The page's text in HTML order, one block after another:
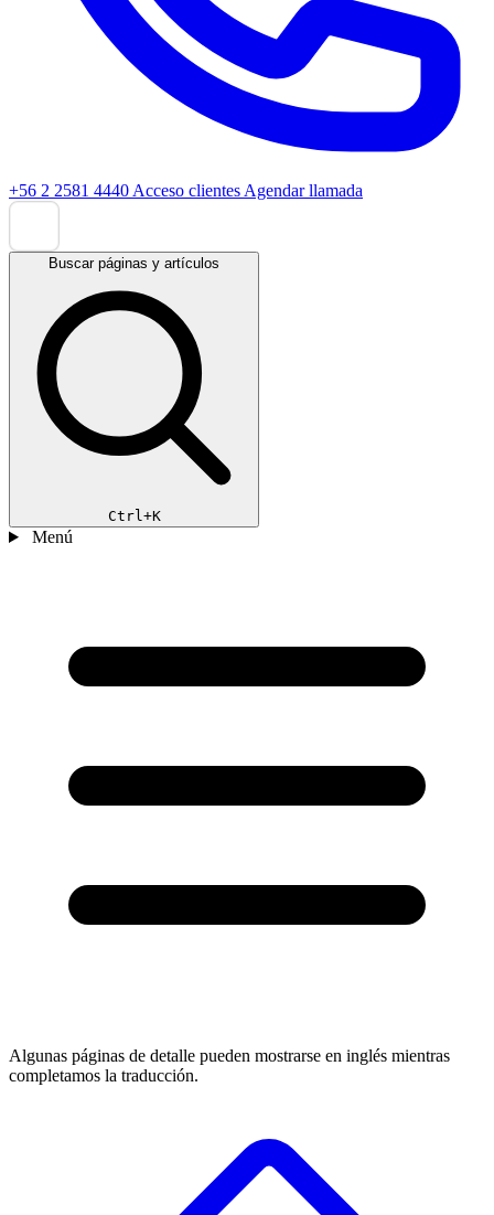
+56 2 2581 4440 Acceso clientes Agendar llamada
Buscar páginas y artículos
Ctrl+K
Menú
Algunas páginas de detalle pueden mostrarse en inglés mientras
completamos la traducción.